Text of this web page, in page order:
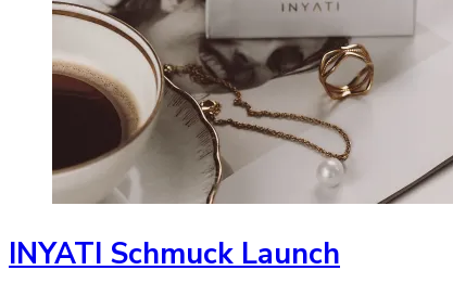
INYATI Schmuck Launch